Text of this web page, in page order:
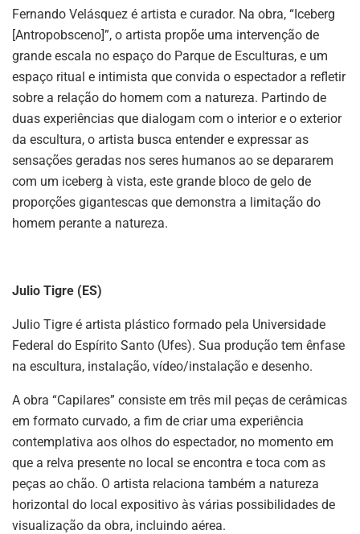
Fernando Velásquez é artista e curador. Na obra, “Iceberg
[Antropobsceno]”, o artista propõe uma intervenção de
grande escala no espaço do Parque de Esculturas, e um
espaço ritual e intimista que convida o espectador a refletir
sobre a relação do homem com a natureza. Partindo de
duas experiências que dialogam com o interior e o exterior
da escultura, o artista busca entender e expressar as
sensações geradas nos seres humanos ao se depararem
com um iceberg à vista, este grande bloco de gelo de
proporções gigantescas que demonstra a limitação do
homem perante a natureza.
Julio Tigre (ES)
Julio Tigre é artista plástico formado pela Universidade
Federal do Espírito Santo (Ufes). Sua produção tem ênfase
na escultura, instalação, vídeo/instalação e desenho.
A obra “Capilares” consiste em três mil peças de cerâmicas
em formato curvado, a fim de criar uma experiência
contemplativa aos olhos do espectador, no momento em
que a relva presente no local se encontra e toca com as
peças ao chão. O artista relaciona também a natureza
horizontal do local expositivo às várias possibilidades de
visualização da obra, incluindo aérea.